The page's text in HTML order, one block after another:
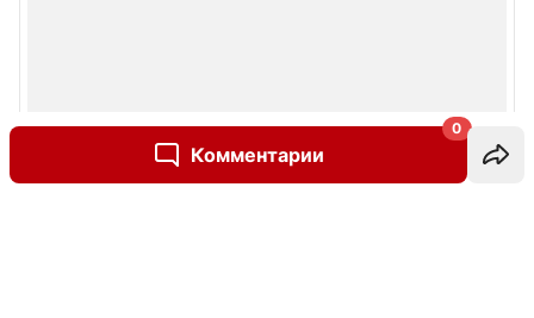
Комментарии
0